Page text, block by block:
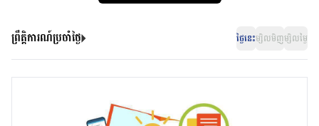
ព្រឹត្តិការណ៍ប្រចាំថ្ងៃ ថ្ងៃនេះម្សិលមិញម្សិលម្ងៃ